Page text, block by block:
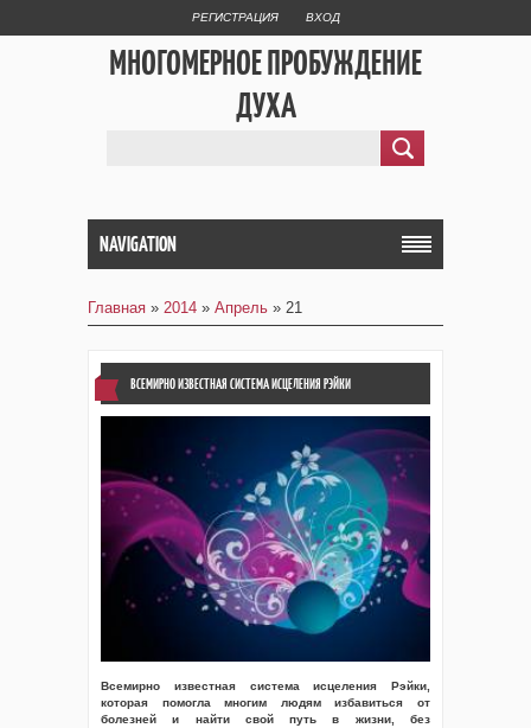
РЕГИСТРАЦИЯ ВХОД
МНОГОМЕРНОЕ ПРОБУЖДЕНИЕ
ДУХА
NAVIGATION
Главная » 2014 » Апрель » 21
ВСЕМИРНО ИЗВЕСТНАЯ СИСТЕМА ИСЦЕЛЕНИЯ РЭЙКИ
Всемирно известная система исцеления Рэйки,
которая помогла многим людям избавиться от
болезней и найти свой путь в жизни, без